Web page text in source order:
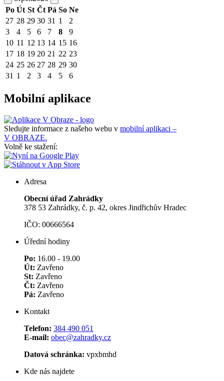
Po Út St Čt Pá So Ne
27 28 29 30 31 1
2
3
4 5 6 7 8
9
10 11 12 13 14 15 16
17 18 19 20 21 22 23
24 25 26 27 28 29 30
31 1 2 3 4 5 6
Mobilní aplikace
Sledujte informace z našeho webu v mobilní aplikaci –
V OBRAZE.
Volně ke stažení:
Adresa
Obecní úřad Zahrádky
378 53 Zahrádky, č. p. 42, okres Jindřichův Hradec
IČO: 00666564
Úřední hodiny
Po: 16.00 - 19.00
Út: Zavřeno
St: Zavřeno
Čt: Zavřeno
Pá: Zavřeno
Kontakt
Telefon: 384 490 051
E-mail: obec@zahradky.cz
Datová schránka: vpxbmhd
Kde nás najdete